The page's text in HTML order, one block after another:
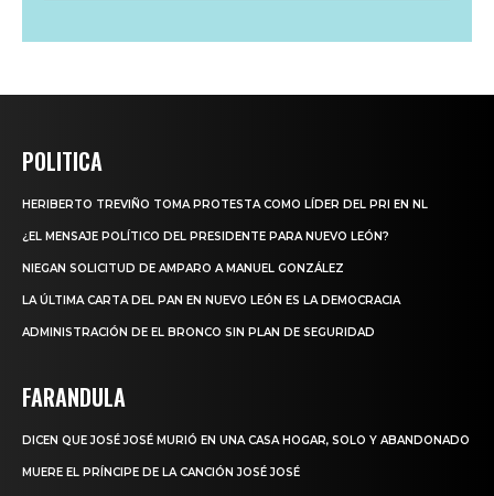
POLITICA
HERIBERTO TREVIÑO TOMA PROTESTA COMO LÍDER DEL PRI EN NL
¿EL MENSAJE POLÍTICO DEL PRESIDENTE PARA NUEVO LEÓN?
NIEGAN SOLICITUD DE AMPARO A MANUEL GONZÁLEZ
LA ÚLTIMA CARTA DEL PAN EN NUEVO LEÓN ES LA DEMOCRACIA
ADMINISTRACIÓN DE EL BRONCO SIN PLAN DE SEGURIDAD
FARANDULA
DICEN QUE JOSÉ JOSÉ MURIÓ EN UNA CASA HOGAR, SOLO Y ABANDONADO
MUERE EL PRÍNCIPE DE LA CANCIÓN JOSÉ JOSÉ